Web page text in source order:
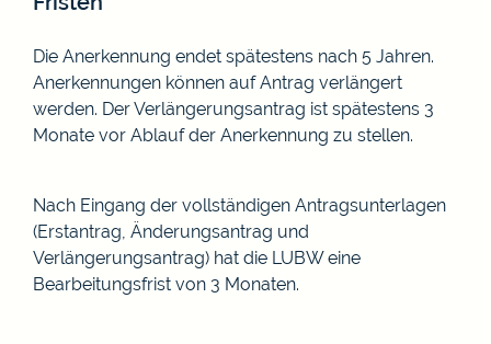
Die Anerkennung endet spätestens nach 5 Jahren.
Anerkennungen können auf Antrag verlängert
werden. Der Verlängerungsantrag ist spätestens 3
Monate vor Ablauf der Anerkennung zu stellen.
Nach Eingang der vollständigen Antragsunterlagen
(Erstantrag, Änderungsantrag und
Verlängerungsantrag) hat die LUBW eine
Bearbeitungsfrist von 3 Monaten.